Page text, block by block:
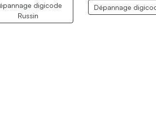
digicode
Russin
Dépannage